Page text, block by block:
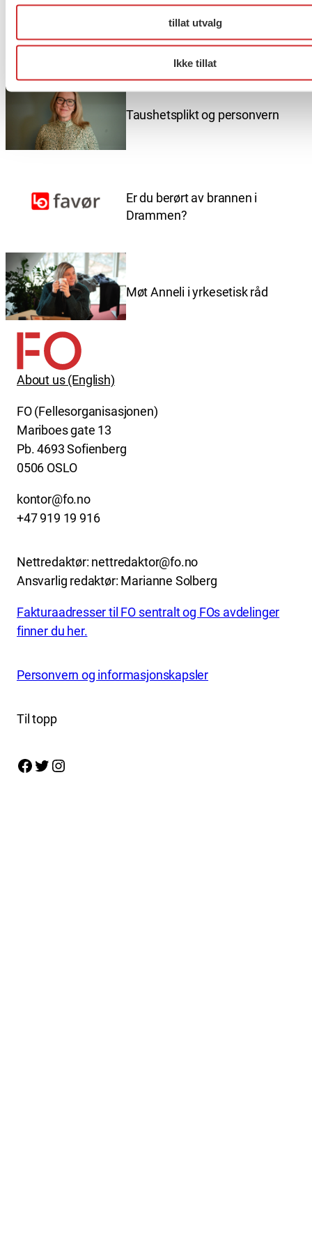
tillat utvalg
Ikke tillat
Flere saker Se alle
Taushetsplikt og personvern
Er du berørt av brannen i
Drammen?
Møt Anneli i yrkesetisk råd
About us (English)
FO (Fellesorganisasjonen)
Mariboes gate 13
Pb. 4693 Sofienberg
0506 OSLO
kontor@fo.no
+47 919 19 916
Nettredaktør: nettredaktor@fo.no
Ansvarlig redaktør: Marianne Solberg
Fakturaadresser til FO sentralt og FOs avdelinger
finner du her.
Personvern og informasjonskapsler
Til topp
Facebook Twitter Instagram